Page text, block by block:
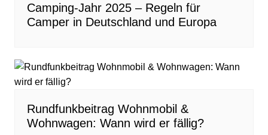
Camping-Jahr 2025 – Regeln für
Camper in Deutschland und Europa
Rundfunkbeitrag Wohnmobil &
Wohnwagen: Wann wird er fällig?